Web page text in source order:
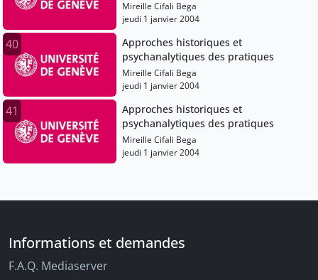
Mireille Cifali Bega
jeudi 1 janvier 2004
40
Approches historiques et
psychanalytiques des pratiques
Mireille Cifali Bega
jeudi 1 janvier 2004
41
Approches historiques et
psychanalytiques des pratiques
Mireille Cifali Bega
jeudi 1 janvier 2004
Informations et demandes
F.A.Q. Mediaserver